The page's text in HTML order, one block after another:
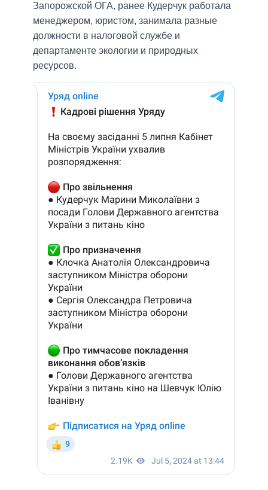
Запорожской ОГА, ранее Кудерчук работала
менеджером, юристом, занимала разные
должности в налоговой службе и
департаменте экологии и природных
ресурсов.